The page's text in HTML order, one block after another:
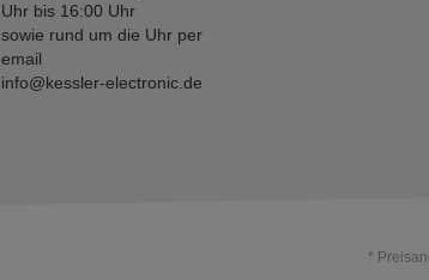
Uhr bis 16:00 Uhr
sowie rund um die Uhr per
email
info@kessler-electronic.de
*